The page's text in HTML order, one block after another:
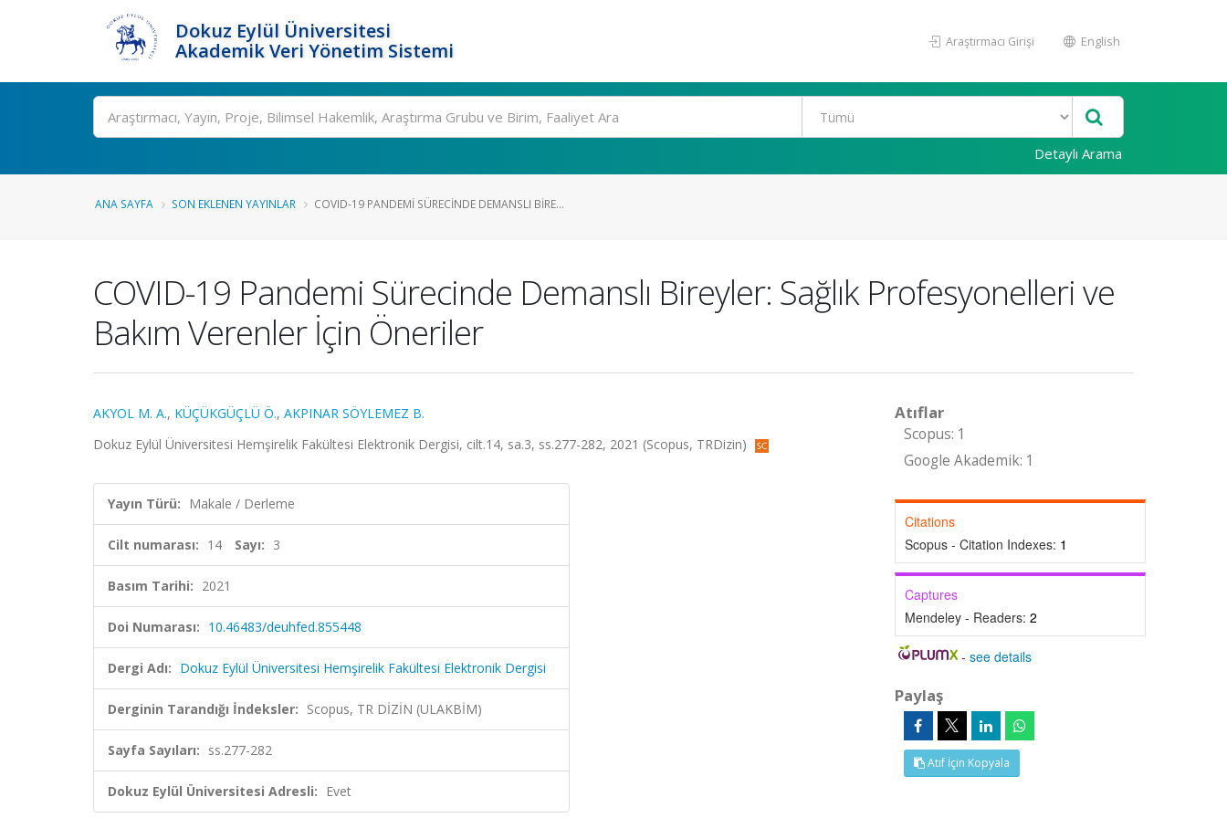
Dokuz Eylül Üniversitesi
Akademik Veri Yönetim Sistemi
Araştırmacı Girişi English
Ara
Detaylı Arama
ANA SAYFA SON EKLENEN YAYINLAR COVID-19 PANDEMI SÜRECINDE DEMANSLI BIRE...
COVID-19 Pandemi Sürecinde Demanslı Bireyler: Sağlık Profesyonelleri ve
Bakım Verenler İçin Öneriler
AKYOL M. A., KÜÇÜKGÜÇLÜ Ö., AKPINAR SÖYLEMEZ B.
Dokuz Eylül Üniversitesi Hemşirelik Fakültesi Elektronik Dergisi, cilt.14, sa.3, ss.277-282, 2021 (Scopus, TRDizin)
Yayın Türü: Makale / Derleme
Cilt numarası: 14 Sayı: 3
Basım Tarihi: 2021
Doi Numarası: 10.46483/deuhfed.855448
Dergi Adı: Dokuz Eylül Üniversitesi Hemşirelik Fakültesi Elektronik Dergisi
Derginin Tarandığı İndeksler: Scopus, TR DİZİN (ULAKBİM)
Sayfa Sayıları: ss.277-282
Dokuz Eylül Üniversitesi Adresli: Evet
Atıflar
Scopus: 1
Google Akademik: 1
Citations
Scopus - Citation Indexes: 1
Captures
Mendeley - Readers: 2
-see details
Paylaş
Atıf İçin Kopyala